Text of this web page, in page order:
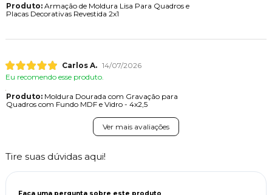
Produto:Armação de Moldura Lisa Para Quadros e
Placas Decorativas Revestida 2x1
Carlos A. 14/07/2026
Eu recomendo esse produto.
Produto:Moldura Dourada com Gravação para
Quadros com Fundo MDF e Vidro - 4x2,5
Ver mais avaliações
Tire suas dúvidas aqui!
Faça uma pergunta sobre este produto